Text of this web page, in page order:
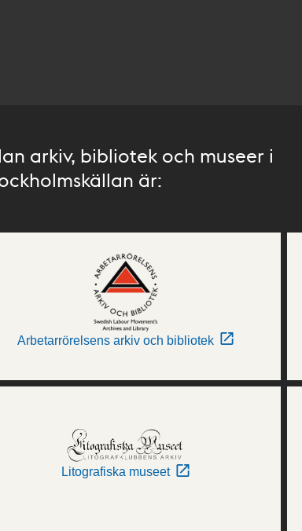
arkiv, bibliotek och museer i
är:
Arbetarrörelsens arkiv och bibliotek
Litografiska museet